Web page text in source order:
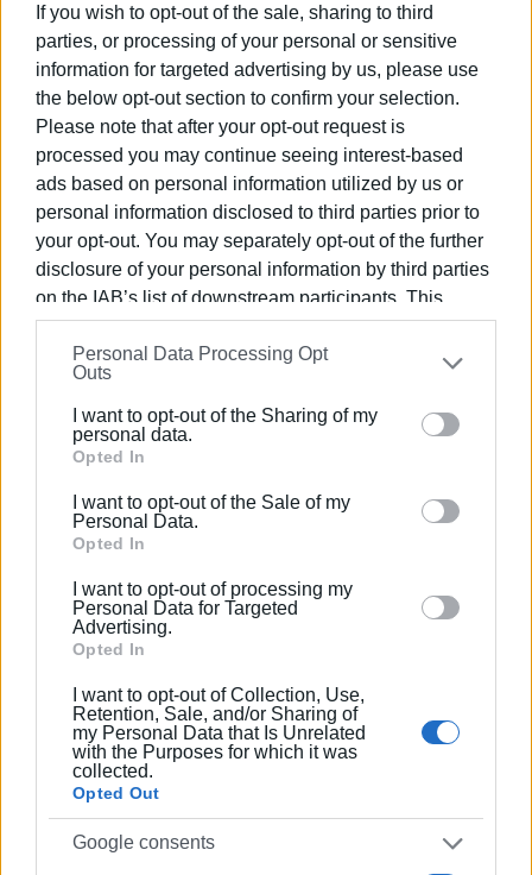
If you wish to opt-out of the sale, sharing to third
parties, or processing of your personal or sensitive
information for targeted advertising by us, please use
the below opt-out section to confirm your selection.
Please note that after your opt-out request is
processed you may continue seeing interest-based
ads based on personal information utilized by us or
personal information disclosed to third parties prior to
your opt-out. You may separately opt-out of the further
disclosure of your personal information by third parties
on the IAB’s list of downstream participants. This
information may also be disclosed by us to third parties
on theIAB’s List of Downstream Participants
that may
further disclose it to other third parties.
Please note that this website/app uses one or more
Google services and may gather and store information
behaviour. You may click to grant or deny consent to
Google and its third-party tags to use your data for
section.
Personal Data Processing Opt
Outs
I want to opt-out of the Sharing of my
personal data.
Opted In
I want to opt-out of the Sale of my
Personal Data.
Opted In
I want to opt-out of processing my
Personal Data for Targeted
Advertising.
Opted In
I want to opt-out of Collection, Use,
Retention, Sale, and/or Sharing of
my Personal Data that Is Unrelated
with the Purposes for which it was
collected.
Opted Out
Google consents
δημόσιες σχέσεις, το ελεύθερο και το
καλλιτεχνικό ρεπορτάζ.
Ακολουθήστε το enimerosi στοFacebook
Συνδρομητές στο e-paper